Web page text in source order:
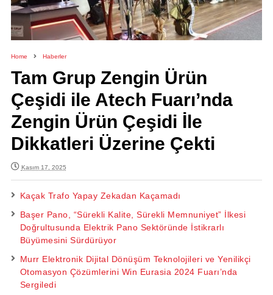
Home Haberler
Tam Grup Zengin Ürün
Çeşidi ile Atech Fuarı’nda
Zengin Ürün Çeşidi İle
Dikkatleri Üzerine Çekti
Kasım 17, 2025
Kaçak Trafo Yapay Zekadan Kaçamadı
Başer Pano, “Sürekli Kalite, Sürekli Memnuniyet” İlkesi
Doğrultusunda Elektrik Pano Sektöründe İstikrarlı
Büyümesini Sürdürüyor
Murr Elektronik Dijital Dönüşüm Teknolojileri ve Yenilikçi
Otomasyon Çözümlerini Win Eurasia 2024 Fuarı’nda
Sergiledi